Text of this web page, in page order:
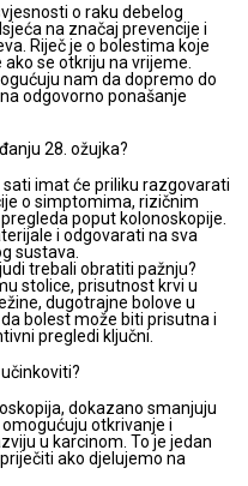
o raku debelog
na značaj prevencije i
Riječ je o bolestima koje
se otkriju na vrijeme.
nam da dopremo do
odgovorno ponašanje
28. ožujka?
imat će priliku razgovarati
o simptomima, rizičnim
poput kolonoskopije.
i odgovarati na sva
sustava.
trebali obratiti pažnju?
stolice, prisutnost krvi u
dugotrajne bolove u
bolest može biti prisutna i
pregledi ključni.
dokazano smanjuju
otkrivanje i
u karcinom. To je jedan
ako djelujemo na